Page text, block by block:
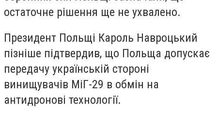
остаточне рішення ще не ухвалено.
Президент Польщі Кароль Навроцький
пізніше підтвердив, що Польща допускає
передачу українській стороні
винищувачів МіГ-29 в обмін на
антидронові технології.